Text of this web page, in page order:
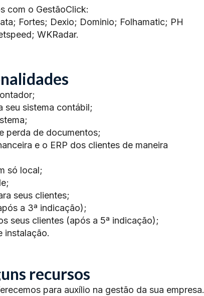
com o GestãoClick:
Fortes; Dexio; Dominio; Folhamatic; PH
WKRadar.
seu sistema contábil;
perda de documentos;
e o ERP dos clientes de maneira
só local;
seus clientes;
a 3ª indicação);
seus clientes (após a 5ª indicação);
instalação.
recursos
para auxílio na gestão da sua empresa.